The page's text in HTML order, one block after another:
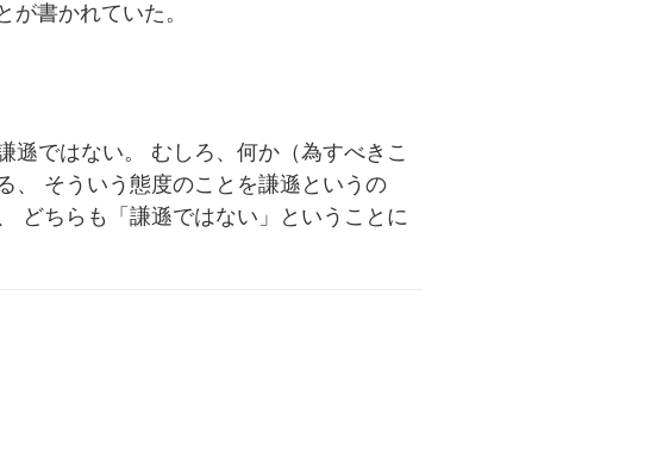
書かれていた。
遜ではない。 むしろ、何か（為すべきこ
、 そういう態度のことを謙遜というの
どちらも「謙遜ではない」ということに